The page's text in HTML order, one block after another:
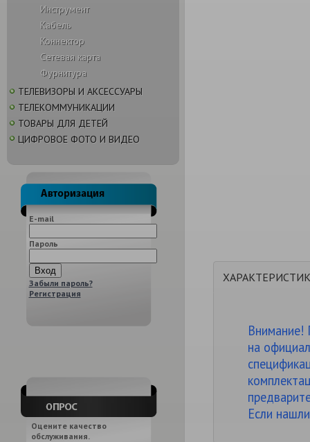
Инструмент
Кабель
Коннектор
Сетевая карта
Фурнитура
ТЕЛЕВИЗОРЫ И АКСЕССУАРЫ
ТЕЛЕКОММУНИКАЦИИ
ТОВАРЫ ДЛЯ ДЕТЕЙ
ЦИФРОВОЕ ФОТО И ВИДЕО
E-mail
Пароль
Забыли пароль?
Регистрация
Оцените качество
обслуживания.
Внимание!
на
Если